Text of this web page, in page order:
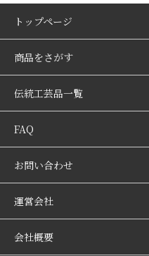
トップページ
商品をさがす
伝統工芸品一覧
FAQ
お問い合わせ
運営会社
会社概要